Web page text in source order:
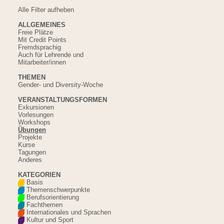
Alle Filter aufheben
ALLGEMEINES
Freie Plätze
Mit Credit Points
Fremdsprachig
Auch für Lehrende und
Mitarbeiter/innen
THEMEN
Gender- und Diversity-Woche
VERANSTALTUNGSFORMEN
Exkursionen
Vorlesungen
Workshops
Übungen
Projekte
Kurse
Tagungen
Anderes
KATEGORIEN
Basis
Themenschwerpunkte
Berufsorientierung
Fachthemen
Internationales und Sprachen
Kultur und Sport